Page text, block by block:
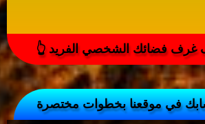
في موقعنا بخطوات مختصرة